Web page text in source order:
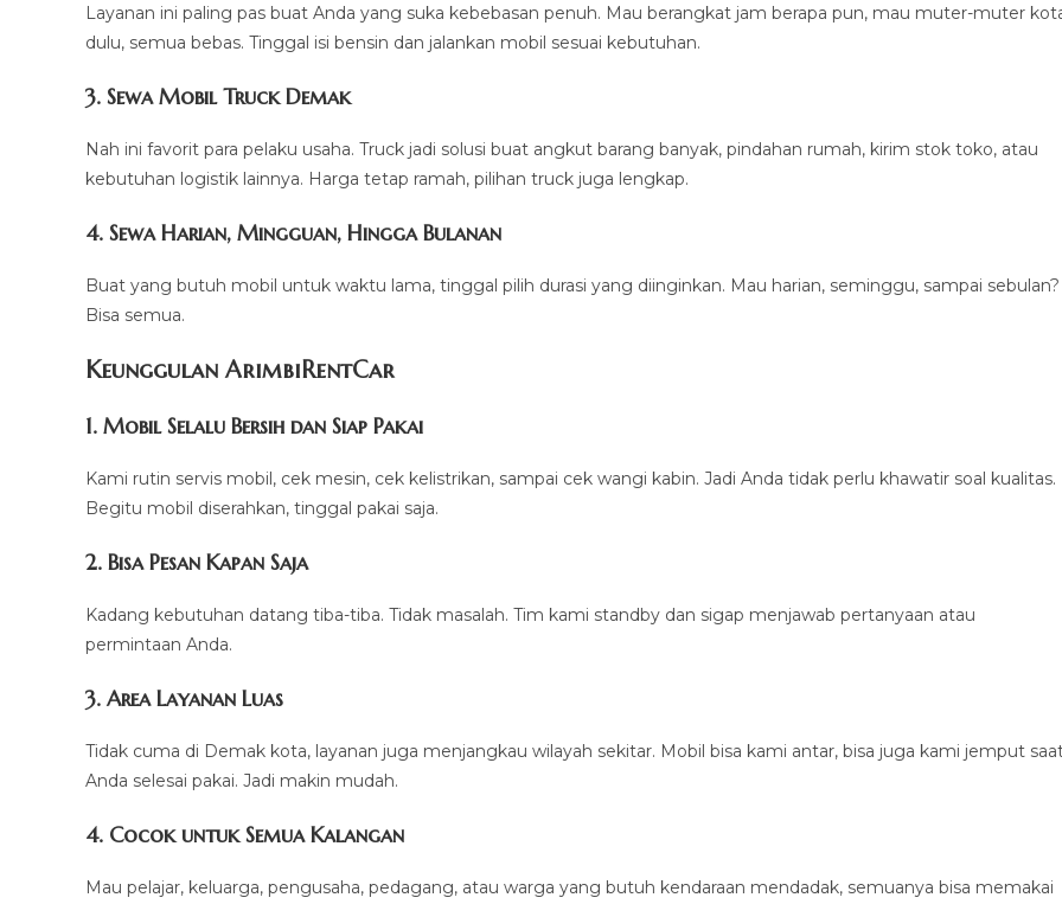
Layanan ini paling pas buat Anda yang suka kebebasan penuh. Mau berangkat jam berapa pun, mau muter-muter
dulu, semua bebas. Tinggal isi bensin dan jalankan mobil sesuai kebutuhan.
3. Sewa Mobil Truck Demak
Nah ini favorit para pelaku usaha. Truck jadi solusi buat angkut barang banyak, pindahan rumah, kirim stok toko, atau
kebutuhan logistik lainnya. Harga tetap ramah, pilihan truck juga lengkap.
4. Sewa Harian, Mingguan, Hingga Bulanan
Buat yang butuh mobil untuk waktu lama, tinggal pilih durasi yang diinginkan. Mau harian, seminggu, sampai sebulan?
Bisa semua.
Keunggulan ArimbiRentCar
1. Mobil Selalu Bersih dan Siap Pakai
Kami rutin servis mobil, cek mesin, cek kelistrikan, sampai cek wangi kabin. Jadi Anda tidak perlu khawatir soal kualitas.
Begitu mobil diserahkan, tinggal pakai saja.
2. Bisa Pesan Kapan Saja
Kadang kebutuhan datang tiba-tiba. Tidak masalah. Tim kami standby dan sigap menjawab pertanyaan atau
permintaan Anda.
3. Area Layanan Luas
Tidak cuma di Demak kota, layanan juga menjangkau wilayah sekitar. Mobil bisa kami antar, bisa juga kami jemput
Anda selesai pakai. Jadi makin mudah.
4. Cocok untuk Semua Kalangan
Mau pelajar, keluarga, pengusaha, pedagang, atau warga yang butuh kendaraan mendadak, semuanya bisa memakai